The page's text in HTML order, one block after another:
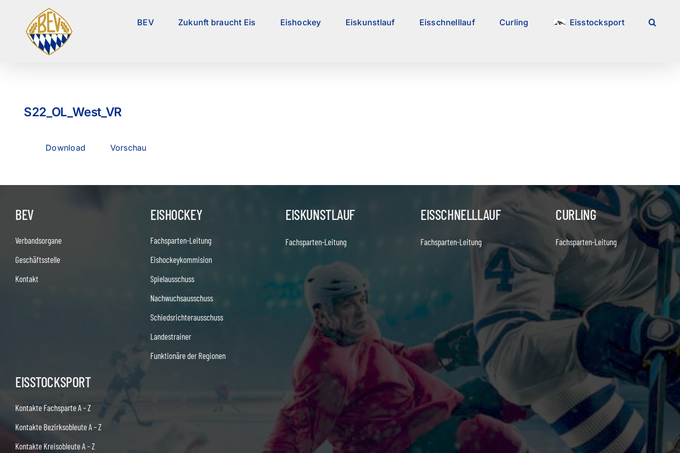
springen
BEV Zukunft braucht Eis Eishockey Eiskunstlauf Eisschnelllauf Curling Eisstocksport
S22_OL_West_VR
Download Vorschau
BEV
Verbandsorgane
Geschäftsstelle
Kontakt
EISHOCKEY
Fachsparten-Leitung
Eishockeykommision
Spielausschuss
Nachwuchsausschuss
Schiedsrichterausschuss
Landestrainer
Funktionäre der Regionen
EISKUNSTLAUF
Fachsparten-Leitung
EISSCHNELLLAUF
Fachsparten-Leitung
CURLING
Fachsparten-Leitung
EISSTOCKSPORT
Kontakte Fachsparte A – Z
Kontakte Bezirksobleute A – Z
Kontakte Kreisobleute A – Z